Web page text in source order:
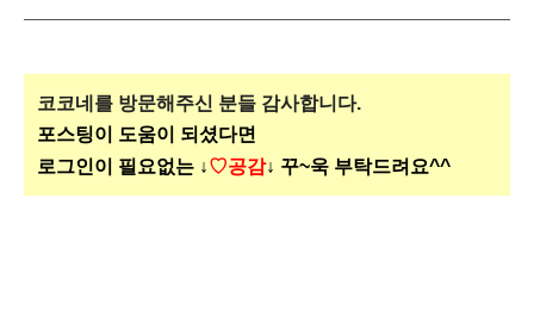
코코네를 방문해주신 분들 감사합니다.
포스팅이 도움이 되셨다면
로그인이 필요없는 ↓♡공감↓ 꾸~욱 부탁드려요^^